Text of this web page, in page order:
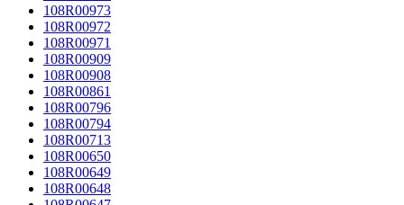
108R00973
108R00972
108R00971
108R00909
108R00908
108R00861
108R00796
108R00794
108R00713
108R00650
108R00649
108R00648